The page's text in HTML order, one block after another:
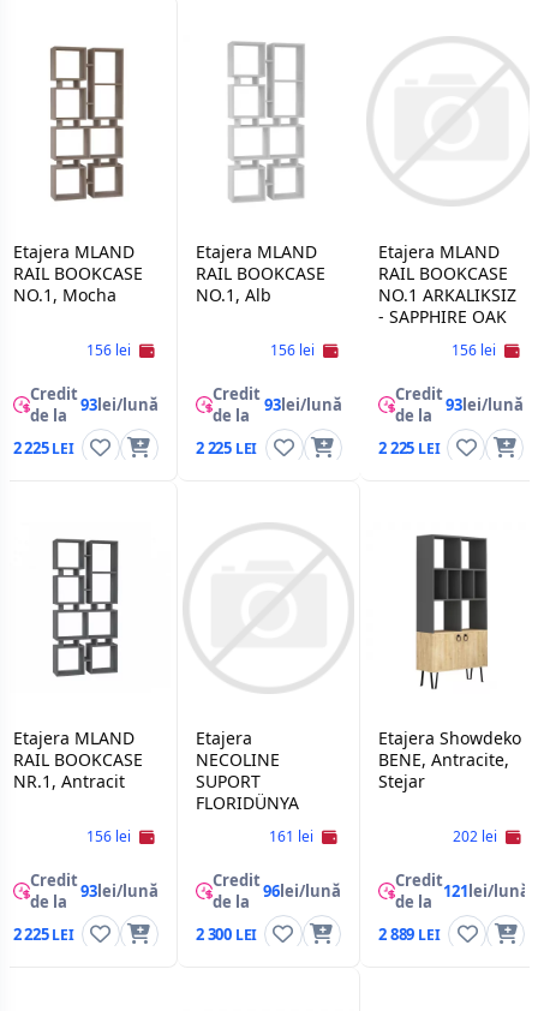
Etajera MLAND
RAIL BOOKCASE
NO.1, Mocha
156 lei
Credit
de la
93lei/lună
2 225
Etajera MLAND
RAIL BOOKCASE
NO.1, Alb
156 lei
Credit
de la
93lei/lună
2 225
Etajera MLAND
RAIL BOOKCASE
NO.1 ARKALIKSIZ
- SAPPHIRE OAK
156 lei
Credit
de la
93lei/lună
2 225
Etajera MLAND
RAIL BOOKCASE
NR.1, Antracit
156 lei
Credit
de la
93lei/lună
2 225
Etajera
NECOLINE
SUPORT
FLORIDÜNYA
161 lei
Credit
de la
96lei/lună
2 300
Etajera Showdeko
BENE, Antracite,
Stejar
202 lei
Credit
de la
121lei/lună
2 889